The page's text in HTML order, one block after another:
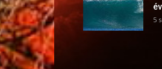
5